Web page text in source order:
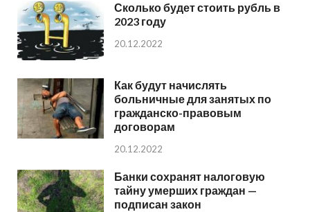
Сколько будет стоить рубль в
2023 году
20.12.2022
Как будут начислять
больничные для занятых по
гражданско-правовым
договорам
20.12.2022
Банки сохранят налоговую
тайну умерших граждан —
подписан закон